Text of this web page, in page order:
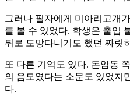
그러나 필자에게 미아리고개
를 볼 수 있었다. 학생은 출입
뒤로 도망다니기도 했던 짜릿
또 다른 기억도 있다. 돈암동
의 음모였다는 소문도 있었지
다.